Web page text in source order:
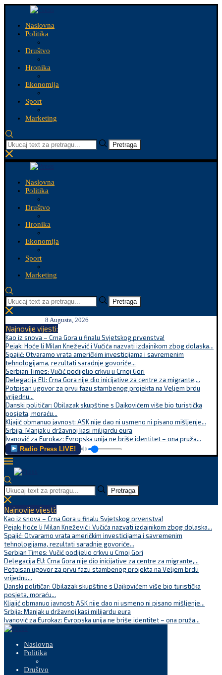
Naslovna
Politika
Društvo
Hronika
Ekonomija
Sport
Marketing
Pretraga
Naslovna
Politika
Društvo
Hronika
Ekonomija
Sport
Marketing
Pretraga
8 Augusta, 2026
Najnovije vijesti:
Kao iz snova – Crna Gora u finalu Svjetskog prvenstva!
Pejak: Hoće li Milan Knežević i Vučića nazvati izdajnikom zbog dolaska...
Spajić: Otvaramo vrata američkim investicijama i savremenim
tehnologijama, rezultati saradnje govoriće...
Serbian Times: Vučić podijelio crkvu u Crnoj Gori
Delegacija EU: Crna Gora nije dio inicijative za centre za migrante,...
Potpisan ugovor za prvu fazu stambenog projekta na Veljem brdu
vrijednu...
Danski političar: Obilazak skupštine s Dajkovićem više bio turistička
posjeta, moraću...
Kljajić obmanuo javnost: ASK nije dao ni usmeno ni pisano mišljenje...
Srbija: Manjak u državnoj kasi milijardu eura
Ivanović za Eurokaz: Evropska unija ne briše identitet – ona pruža...
Radio Press LIVE!
Pretraga
Najnovije vijesti:
Kao iz snova – Crna Gora u finalu Svjetskog prvenstva!
Pejak: Hoće li Milan Knežević i Vučića nazvati izdajnikom zbog dolaska...
Spajić: Otvaramo vrata američkim investicijama i savremenim
tehnologijama, rezultati saradnje govoriće...
Serbian Times: Vučić podijelio crkvu u Crnoj Gori
Delegacija EU: Crna Gora nije dio inicijative za centre za migrante,...
Potpisan ugovor za prvu fazu stambenog projekta na Veljem brdu
vrijednu...
Danski političar: Obilazak skupštine s Dajkovićem više bio turistička
posjeta, moraću...
Kljajić obmanuo javnost: ASK nije dao ni usmeno ni pisano mišljenje...
Srbija: Manjak u državnoj kasi milijardu eura
Ivanović za Eurokaz: Evropska unija ne briše identitet – ona pruža...
Naslovna
Politika
Društvo